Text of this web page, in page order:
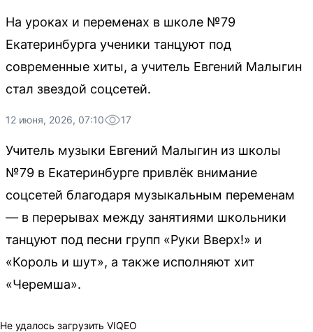
На уроках и переменах в школе №79
Екатеринбурга ученики танцуют под
современные хиты, а учитель Евгений Малыгин
стал звездой соцсетей.
12 июня, 2026, 07:10 17
Учитель музыки Евгений Малыгин из школы
№79 в Екатеринбурге привлёк внимание
соцсетей благодаря музыкальным переменам
— в перерывах между занятиями школьники
танцуют под песни групп «Руки Вверх!» и
«Король и шут», а также исполняют хит
«Черемша».
Не удалось загрузить VIQEO